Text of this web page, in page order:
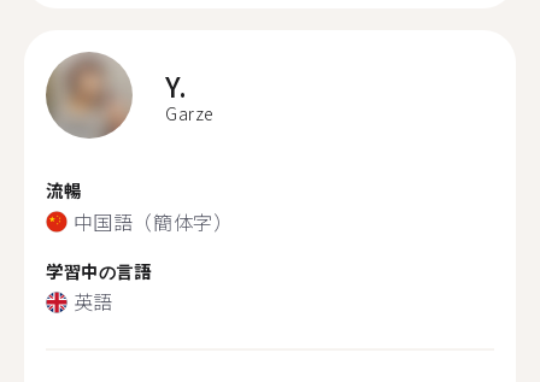
Y.
Garze
流暢
中国語（簡体字）
学習中の言語
英語